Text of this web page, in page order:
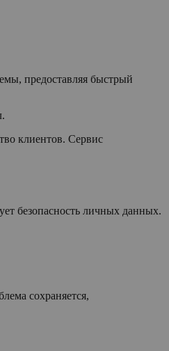
предоставляя быстрый
клиентов. Сервис
безопасность личных данных.
сохраняется,